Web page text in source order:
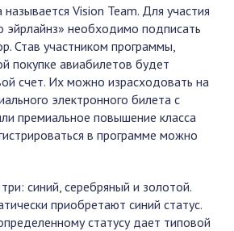
Vision Team. Для участия
эйрлайнз» необходимо подписать
Став участником программы,
покупке авиабилетов будет
счет. Их можно израсходовать на
электронного билета с
премиальное повышение класса
в программе можно
синий, серебряный и золотой.
приобретают синий статус.
статусу дает типовой